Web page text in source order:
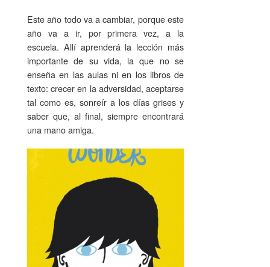
Este año todo va a cambiar, porque este
año va a ir, por primera vez, a la
escuela. Allí aprenderá la lección más
importante de su vida, la que no se
enseña en las aulas ni en los libros de
texto: crecer en la adversidad, aceptarse
tal como es, sonreír a los días grises y
saber que, al final, siempre encontrará
una mano amiga.